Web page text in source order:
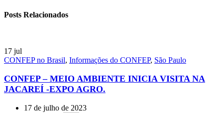
Posts Relacionados
17 jul
CONFEP no Brasil, Informações do CONFEP, São Paulo
CONFEP – MEIO AMBIENTE INICIA VISITA NA
JACAREÍ -EXPO AGRO.
17 de julho de 2023